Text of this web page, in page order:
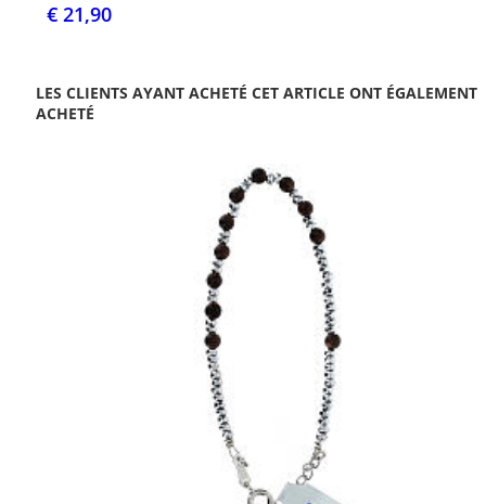
€ 21,90
LES CLIENTS AYANT ACHETÉ CET ARTICLE ONT ÉGALEMENT
ACHETÉ